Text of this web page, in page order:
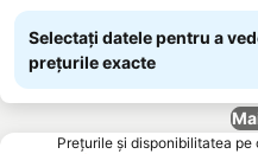
Selectați datele pentru a
prețurile exacte
Prețurile și disponibilitatea